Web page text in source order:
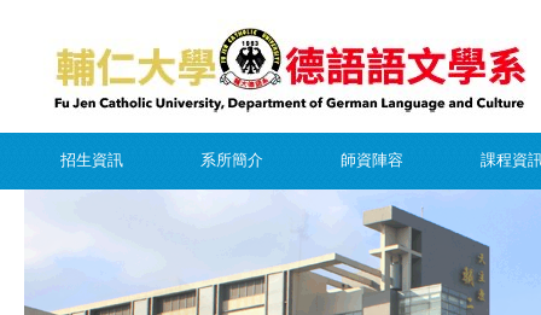
招生資訊 系所簡介 師資陣容 課程資